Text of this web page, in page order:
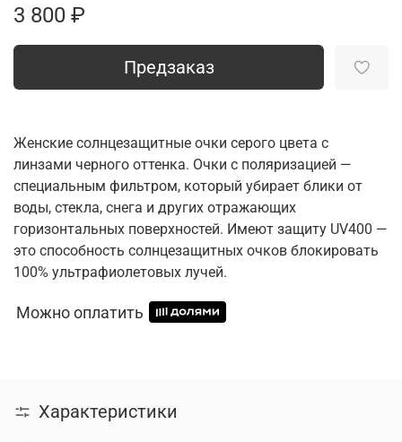
3 800 ₽
Предзаказ
Женские солнцезащитные очки серого цвета с
линзами черного оттенка. Очки с поляризацией —
специальным фильтром, который убирает блики от
воды, стекла, снега и других отражающих
горизонтальных поверхностей. Имеют защиту UV400 —
это способность солнцезащитных очков блокировать
100% ультрафиолетовых лучей.
Можно оплатить
Характеристики